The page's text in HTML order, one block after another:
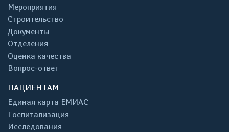
Мероприятия
Строительство
Документы
Отделения
Оценка качества
Вопрос-ответ
ПАЦИЕНТАМ
Единая карта ЕМИАС
Госпитализация
Исследования